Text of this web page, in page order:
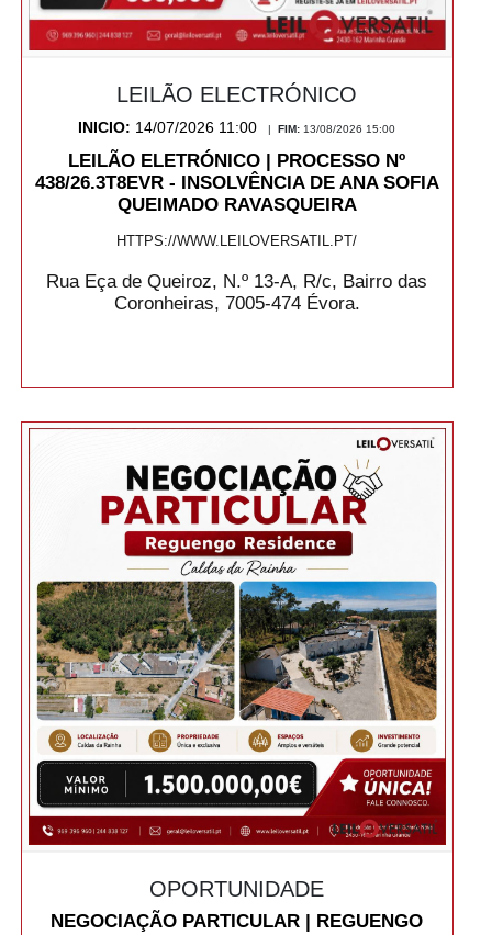
LEILÃO ELECTRÓNICO
INICIO: 14/07/2026 11:00 |FIM: 13/08/2026 15:00
LEILÃO ELETRÓNICO | PROCESSO Nº
438/26.3T8EVR - INSOLVÊNCIA DE ANA SOFIA
QUEIMADO RAVASQUEIRA
HTTPS://WWW.LEILOVERSATIL.PT/
Rua Eça de Queiroz, N.º 13-A, R/c, Bairro das
Coronheiras, 7005-474 Évora.
OPORTUNIDADE
NEGOCIAÇÃO PARTICULAR | REGUENGO